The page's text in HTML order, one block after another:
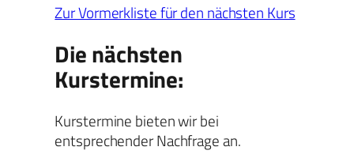
Zur Vormerkliste für den nächsten Kurs
Die nächsten
Kurstermine:
Kurstermine bieten wir bei
entsprechender Nachfrage an.